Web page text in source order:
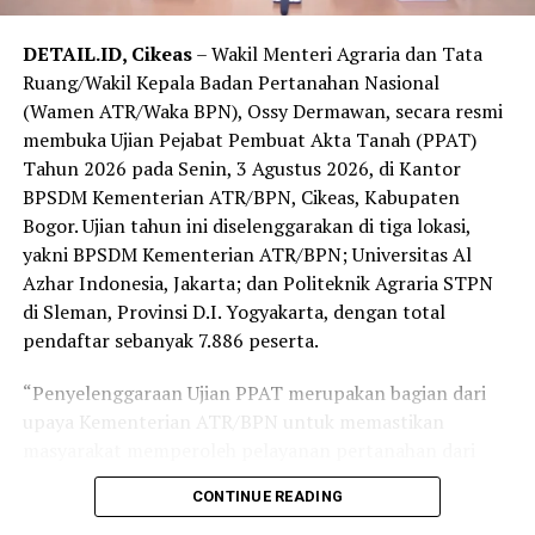
Pembangunan Daerah.
“Provinsi Jawa Barat merupakan provinsi pertama di
Pulau Jawa setelah sebelumnya kami melaksanakan
program ini di Sulawesi dan Lampung. Dengan
kebutuhan yang beragam dan saling berkaitan, Jawa
Barat sangat tepat menjadi ruang kolaborasi untuk
penguatan ekonomi daerah, kepastian hukum
pertanahan dan tata ruang, serta pencegahan korupsi,”
tutur Dony Erwan Brilianto.
kolaborasi tersebut. Menurutnya, penataan pertanahan
yang baik akan mendukung perlindungan lahan
administrasi yang berdampak bagi pembangunan
DETAIL.ID, Cikeas– Wakil Menteri Agraria dan Tata
Ruang/Wakil Kepala Badan Pertanahan Nasional
(Wamen ATR/Waka BPN), Ossy Dermawan, secara resmi
membuka Ujian Pejabat Pembuat Akta Tanah (PPAT)
Tahun 2026 pada Senin, 3 Agustus 2026, di Kantor
BPSDM Kementerian ATR/BPN, Cikeas, Kabupaten
Bogor. Ujian tahun ini diselenggarakan di tiga lokasi,
yakni BPSDM Kementerian ATR/BPN; Universitas Al
Azhar Indonesia, Jakarta; dan Politeknik Agraria STPN
di Sleman, Provinsi D.I. Yogyakarta, dengan total
pendaftar sebanyak 7.886 peserta.
“Penyelenggaraan Ujian PPAT merupakan bagian dari
upaya Kementerian ATR/BPN untuk memastikan
PPAT yang kompeten, memahami hukum pertanahan,
profesional, dan berintegritas. Karena pada akhirnya,
CONTINUE READING